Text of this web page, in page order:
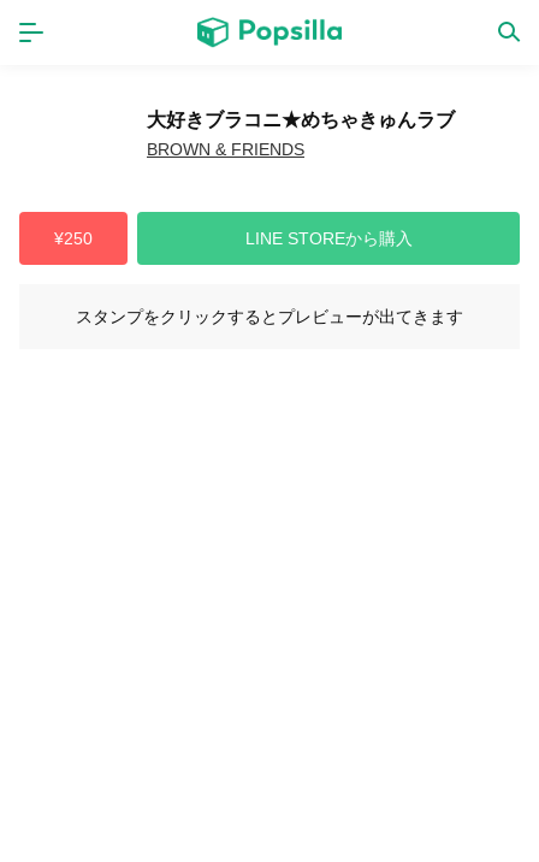
大好きブラコニ★めちゃきゅんラブ
BROWN & FRIENDS
¥250 LINE STOREから購入
スタンプをクリックするとプレビューが出てきます